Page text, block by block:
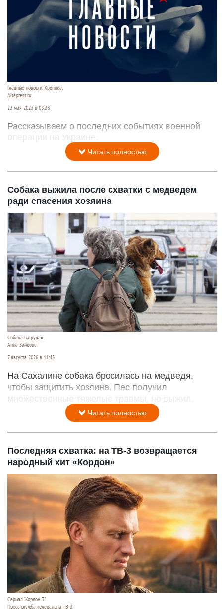
Главные новости. Хроника.
Altapress.ru.
23 мая 2023 в 08:38
Рассказываем о последних событиях военной
операции на Украине.
Читать полностью
Собака выжила после схватки с медведем
ради спасения хозяина
Собака на руках.
Анна Зайкова
7 августа 2026 в 11:45
На Сахалине собака бросилась на медведя,
чтобы защитить хозяина. Пес получил
множественные тяжелые травмы, но выжил.
Читать полностью
Последняя схватка: на ТВ-3 возвращается
народный хит «Кордон»
Сериал "Кордон 3".
Пресс-служба телеканала ТВ-3.